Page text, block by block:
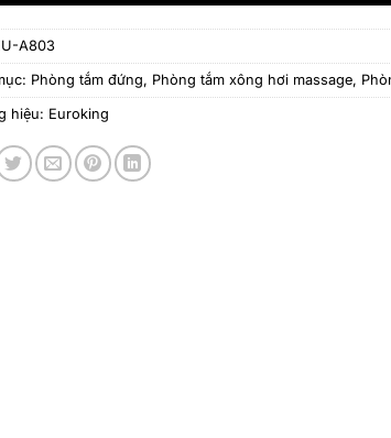
A803
Phòng tắm đứng, Phòng tắm xông hơi massage,
hiệu: Euroking